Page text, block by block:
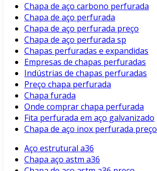
Chapa de aço carbono perfurada
Chapa de aço perfurada
Chapa de aço perfurada preço
Chapa de aço perfurada sp
Chapas perfuradas e expandidas
Empresas de chapas perfuradas
Indústrias de chapas perfuradas
Preço chapa perfurada
Chapa furada
Onde comprar chapa perfurada
Fita perfurada em aço galvanizado
Chapa de aço inox perfurada preço
Aço estrutural a36
Chapa aço astm a36